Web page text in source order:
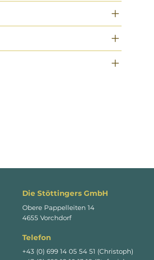
Die Stöttingers GmbH
Obere Pappelleiten 14
4655 Vorchdorf
Telefon
+43 (0) 699 14 05 54 51 (Christoph)